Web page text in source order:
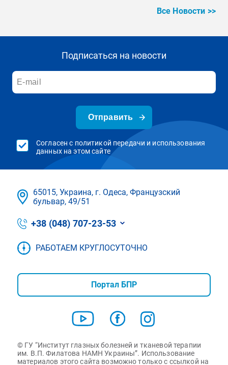
Все Новости >>
Подписаться на новости
Отправить
Согласен с политикой передачи и использования
данных на этом сайте
65015, Украина, г. Одеса, Французский
бульвар, 49/51
+38 (048) 707-23-53
РАБОТАЕМ КРУГЛОСУТОЧНО
Портал БПР
© ГУ “Институт глазных болезней и тканевой терапии
им. В.П. Филатова НАМН Украины”. Использование
материалов этого сайта возможно только с ссылкой на